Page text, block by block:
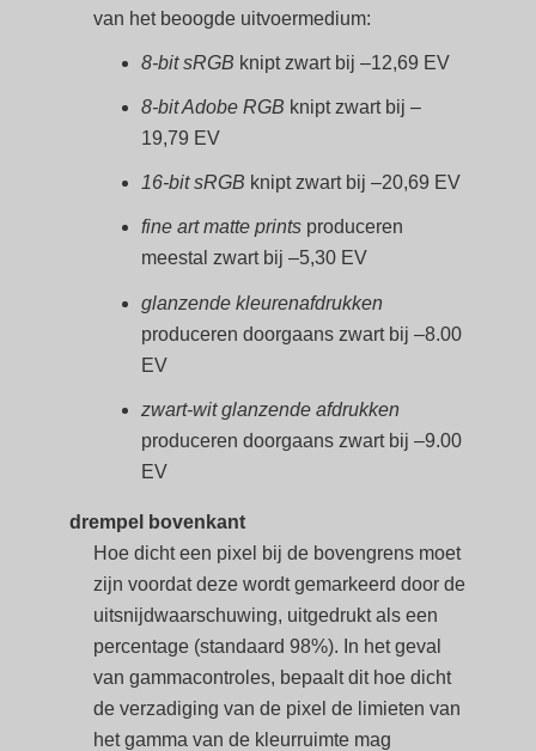
van het beoogde uitvoermedium:
8-bit sRGB knipt zwart bij –12,69 EV
8-bit Adobe RGB knipt zwart bij –
19,79 EV
16-bit sRGB knipt zwart bij –20,69 EV
fine art matte prints produceren
meestal zwart bij –5,30 EV
glanzende kleurenafdrukken
produceren doorgaans zwart bij –8.00
EV
zwart-wit glanzende afdrukken
produceren doorgaans zwart bij –9.00
EV
drempel bovenkant
Hoe dicht een pixel bij de bovengrens moet
zijn voordat deze wordt gemarkeerd door de
uitsnijdwaarschuwing, uitgedrukt als een
percentage (standaard 98%). In het geval
van gammacontroles, bepaalt dit hoe dicht
de verzadiging van de pixel de limieten van
het gamma van de kleurruimte mag